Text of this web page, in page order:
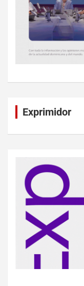
Exprimidor